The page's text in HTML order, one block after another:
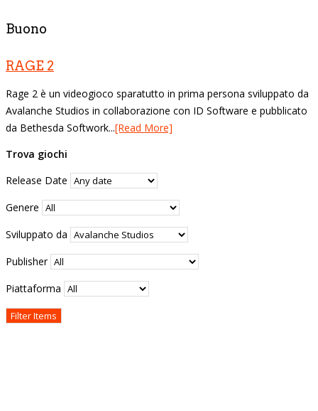
Buono
RAGE 2
Rage 2 è un videogioco sparatutto in prima persona sviluppato da
Avalanche Studios in collaborazione con ID Software e pubblicato
da Bethesda Softwork...[Read More]
Trova giochi
Release Date
Genere
Sviluppato da
Publisher
Piattaforma